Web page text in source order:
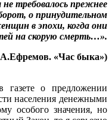
не требовалось прежнее
о принудительном
в эпохи, когда они
на скорую смерть…».
«Час быка»)
газете
о предложении
населения денежными
особого значения,но